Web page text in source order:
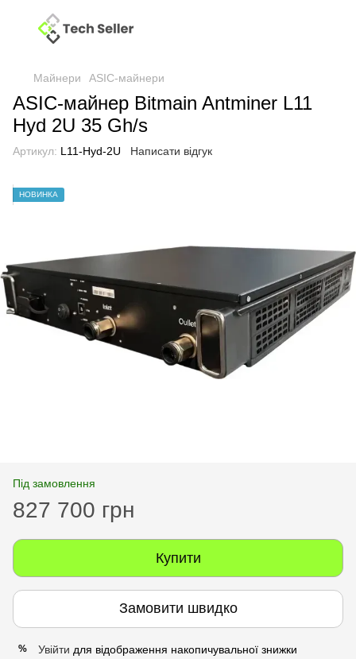
Майнери ASIC-майнери
ASIC-майнер Bitmain Antminer L11
Hyd 2U 35 Gh/s
Артикул: L11-Hyd-2U Написати відгук
НОВИНКА
Під замовлення
827 700 грн
Купити
Замовити швидко
% Увійти для відображення накопичувальної знижки